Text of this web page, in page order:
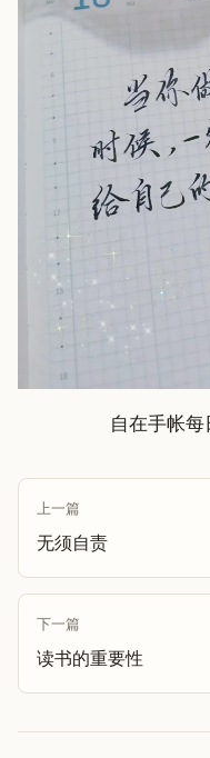
自在手帐每
上一篇
无须自责
下一篇
读书的重要性